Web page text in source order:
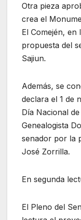
Otra pieza
crea el
El Comején, en
propuesta del
Sajiun.
Además, se
declara el 1 de
Día Nacional
Genealogista
senador por la
José Zorrilla.
En segunda
El Pleno del